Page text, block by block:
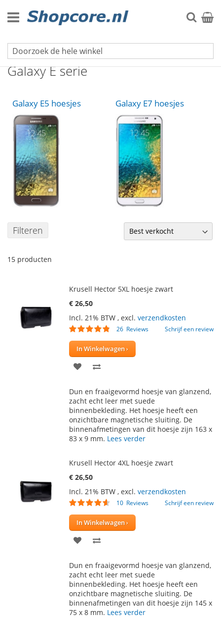
naar
de
Zoek
Samsung hoesjes
Galaxy E serie
Galaxy E5 hoesjes Galaxy E7 hoesjes
Filteren
15 producten
Krusell Hector 5XL hoesje zwart
€ 26,50
Incl. 21% BTW , excl. verzendkosten
Waardering:
26 Reviews Schrijf een review
In Winkelwagen
VOEG
AAN
VERLANGLIJST
TE
VERGELIJKEN
Dun en fraaigevormd hoesje van glanzend,
zacht echt leer met suede
binnenbekleding. Het hoesje heeft een
onzichtbare magnetische sluiting. De
binnenafmetingen van dit hoesje zijn 163 x
83 x 9 mm. Lees verder
Krusell Hector 4XL hoesje zwart
€ 26,50
Incl. 21% BTW , excl. verzendkosten
Waardering:
10 Reviews Schrijf een review
In Winkelwagen
VOEG
AAN
VERLANGLIJST
TE
VERGELIJKEN
Dun en fraaigevormd hoesje van glanzend,
zacht echt leer met suede
binnenbekleding. Het hoesje heeft een
onzichtbare magnetische sluiting. De
binnenafmetingen van dit hoesje zijn 145 x
75 x 8 mm. Lees verder